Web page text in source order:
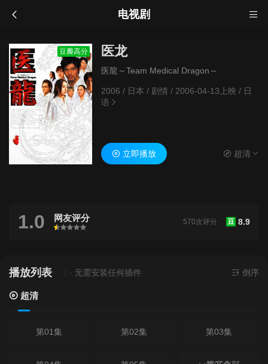
电视剧
豆瓣高分 医龙
医龍～Team Medical Dragon～
2006 / 日本 / 剧情/ 2006-04-13上映 / 日
语
立即播放 超清
1.0 网友评分
很差
较差还行推荐力荐
豆 8.9
570次评分
播放列表
资源来源超清 - 无需安装任何插件 倒序
超清
第01集 第02集 第03集